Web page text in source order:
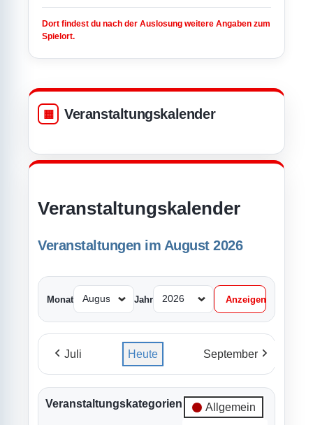
Dort findest du nach der Auslosung weitere Angaben zum
Spielort.
Veranstaltungskalender
Veranstaltungskalender
Veranstaltungen im August 2026
Monat Jahr
Juli Heute September
Veranstaltungskategorien Allgemein